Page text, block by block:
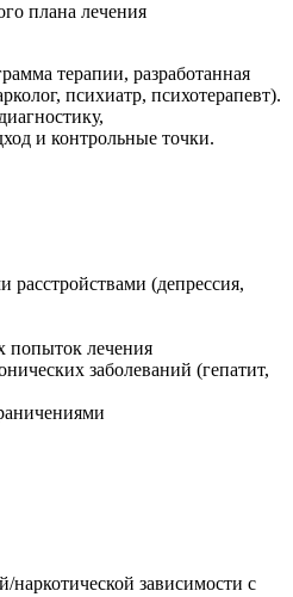
плана лечения
терапии, разработанная
психиатр, психотерапевт).
и контрольные точки.
(депрессия,
попыток лечения
заболеваний (гепатит,
наркотической зависимости с